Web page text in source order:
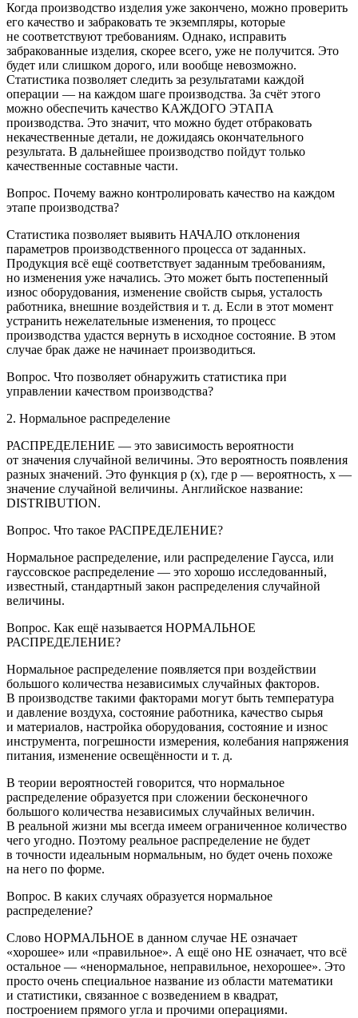
Когда производство изделия уже закончено, можно проверить
его качество и забраковать те экземпляры, которые
не соответствуют требованиям. Однако, исправить
забракованные изделия, скорее всего, уже не получится. Это
будет или слишком дорого, или вообще невозможно.
Статистика позволяет следить за результатами каждой
операции — на каждом шаге производства. За счёт этого
можно обеспечить качество КАЖДОГО ЭТАПА
производства. Это значит, что можно будет отбраковать
некачественные детали, не дожидаясь окончательного
результата. В дальнейшее производство пойдут только
качественные составные части.
Вопрос. Почему важно контролировать качество на каждом
этапе производства?
Статистика позволяет выявить НАЧАЛО отклонения
параметров производственного процесса от заданных.
Продукция всё ещё соответствует заданным требованиям,
но изменения уже начались. Это может быть постепенный
износ оборудования, изменение свойств сырья, усталость
работника, внешние воздействия и т. д. Если в этот момент
устранить нежелательные изменения, то процесс
производства удастся вернуть в исходное состояние. В этом
случае брак даже не начинает производиться.
Вопрос. Что позволяет обнаружить статистика при
управлении качеством производства?
2. Нормальное распределение
РАСПРЕДЕЛЕНИЕ — это зависимость вероятности
от значения случайной величины. Это вероятность появления
разных значений. Это функция р (х), где р — вероятность, х —
значение случайной величины. Английское название:
DISTRIBUTION.
Вопрос. Что такое РАСПРЕДЕЛЕНИЕ?
Нормальное распределение, или распределение Гаусса, или
гауссовское распределение — это хорошо исследованный,
известный, стандартный закон распределения случайной
величины.
Вопрос. Как ещё называется НОРМАЛЬНОЕ
РАСПРЕДЕЛЕНИЕ?
Нормальное распределение появляется при воздействии
большого количества независимых случайных факторов.
В производстве такими факторами могут быть температура
и давление воздуха, состояние работника, качество сырья
и материалов, настройка оборудования, состояние и износ
инструмента, погрешности измерения, колебания напряжения
питания, изменение освещённости и т. д.
В теории вероятностей говорится, что нормальное
распределение образуется при сложении бесконечного
большого количества независимых случайных величин.
В реальной жизни мы всегда имеем ограниченное количество
чего угодно. Поэтому реальное распределение не будет
в точности идеальным нормальным, но будет очень похоже
на него по форме.
Вопрос. В каких случаях образуется нормальное
распределение?
Слово НОРМАЛЬНОЕ в данном случае НЕ означает
«хорошее» или «правильное». А ещё оно НЕ означает, что всё
остальное — «ненормальное, неправильное, нехорошее». Это
просто очень специальное название из области математики
и статистики, связанное с возведением в квадрат,
построением прямого угла и прочими операциями.